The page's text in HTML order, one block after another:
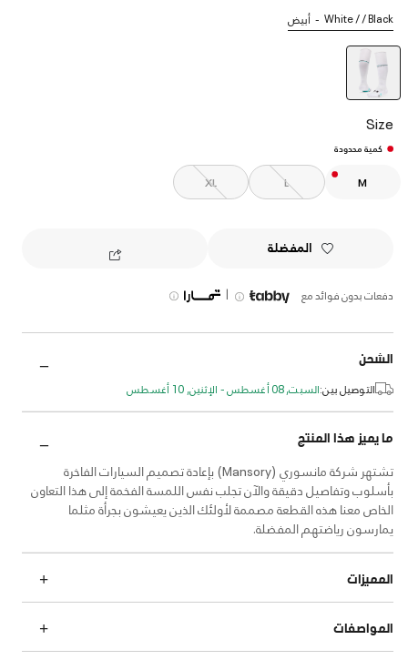
White / / Black أبيض
Size
كمية محدودة
M
L
XL
المفضلة
دفعات بدون فوائد مع |
الشحن
التوصيل بين:السبت, 08 أغسطس - الإثنين, 10 أغسطس
ما يميز هذا المنتج
تشتهر شركة مانسوري (Mansory) بإعادة تصميم السيارات الفاخرة
بأسلوب وتفاصيل دقيقة والآن تجلب نفس اللمسة الفخمة إلى هذا التعاون
الخاص معنا هذه القطعة مصممة لأولئك الذين يعيشون بجرأة مثلما
يمارسون رياضتهم المفضلة.
المميزات
المواصفات